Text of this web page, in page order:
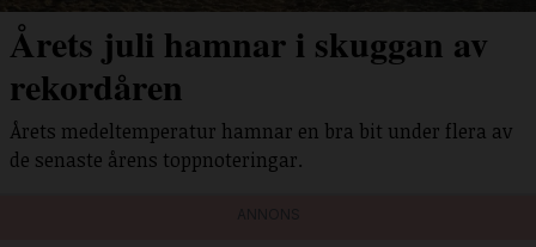
Årets juli hamnar i skuggan av
rekordåren
Årets medeltemperatur hamnar en bra bit under flera av
de senaste årens toppnoteringar.